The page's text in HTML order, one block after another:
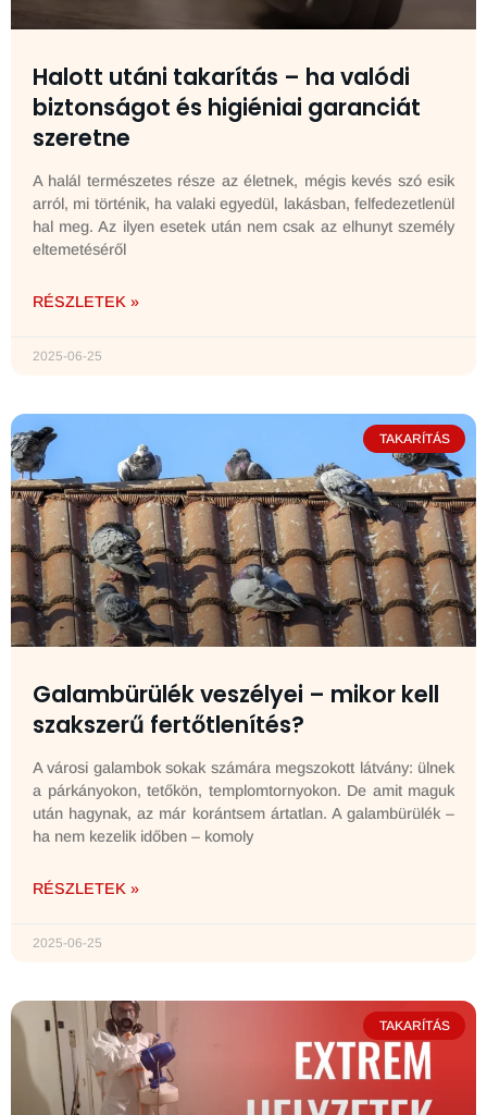
Halott utáni takarítás – ha valódi
biztonságot és higiéniai garanciát
szeretne
A halál természetes része az életnek, mégis kevés szó esik
arról, mi történik, ha valaki egyedül, lakásban, felfedezetlenül
hal meg. Az ilyen esetek után nem csak az elhunyt személy
eltemetéséről
RÉSZLETEK »
2025-06-25
TAKARÍTÁS
Galambürülék veszélyei – mikor kell
szakszerű fertőtlenítés?
A városi galambok sokak számára megszokott látvány: ülnek
a párkányokon, tetőkön, templomtornyokon. De amit maguk
után hagynak, az már korántsem ártatlan. A galambürülék –
ha nem kezelik időben – komoly
RÉSZLETEK »
2025-06-25
TAKARÍTÁS